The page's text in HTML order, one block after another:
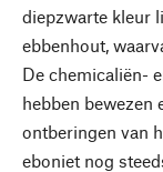
diepzwarte kleur
ebbenhout,
De chemicaliën-
hebben bewezen
ontberingen van
eboniet nog